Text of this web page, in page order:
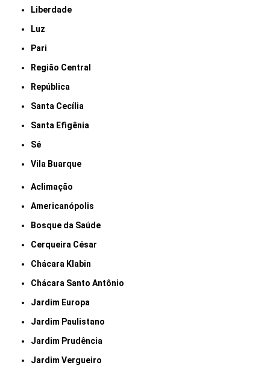
Liberdade
Luz
Pari
Região Central
República
Santa Cecília
Santa Efigênia
Sé
Vila Buarque
Aclimação
Americanópolis
Bosque da Saúde
Cerqueira César
Chácara Klabin
Chácara Santo Antônio
Jardim Europa
Jardim Paulistano
Jardim Prudência
Jardim Vergueiro